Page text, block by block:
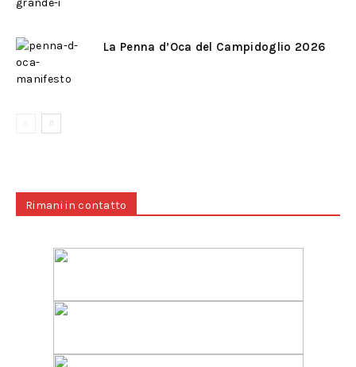
La Penna d’Oca del Campidoglio 2026
Rimani in contatto